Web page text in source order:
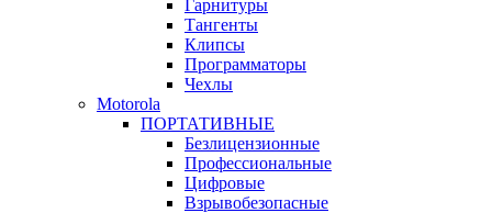
Гарнитуры
Тангенты
Клипсы
Программаторы
Чехлы
Motorola
ПОРТАТИВНЫЕ
Безлицензионные
Профессиональные
Цифровые
Взрывобезопасные